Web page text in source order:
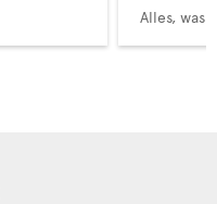
Alles, was